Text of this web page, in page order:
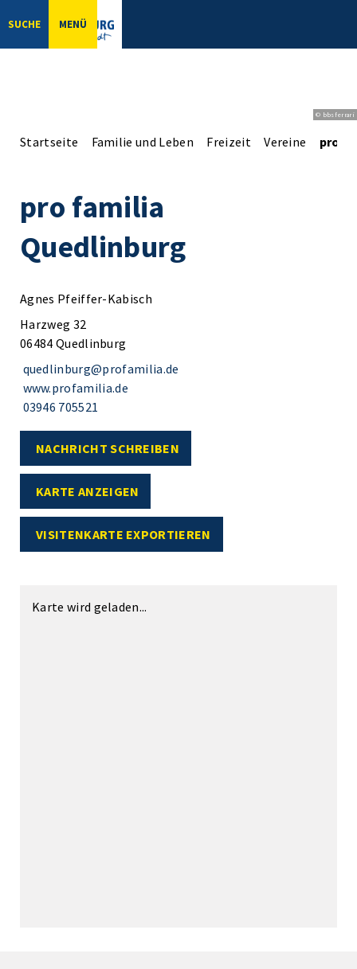
SUCHE MENÜ
© bbsferrari
Startseite Familie und Leben Freizeit Vereine pro
pro familia
Quedlinburg
Agnes Pfeiffer-Kabisch
Harzweg 32
06484 Quedlinburg
quedlinburg@profamilia.de
www.profamilia.de
03946 705521
NACHRICHT SCHREIBEN
KARTE ANZEIGEN
VISITENKARTE EXPORTIEREN
Karte wird geladen...